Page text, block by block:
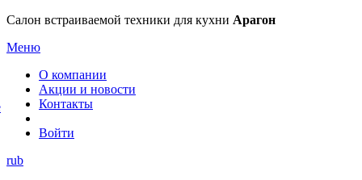
Салон встраиваемой техники для кухни Арагон
Меню
О компании
Акции и новости
Контакты
Войти
rub